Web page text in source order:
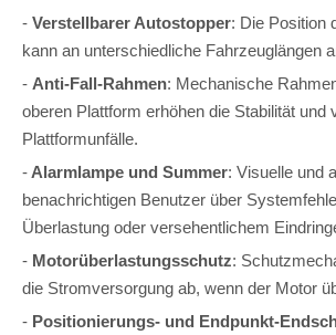
- Verstellbarer Autostopper: Die Position
kann an unterschiedliche Fahrzeuglängen
- Anti-Fall-Rahmen: Mechanische
oberen Plattform erhöhen die Stabilität und
Plattformunfälle.
- Alarmlampe und Summer: Visuelle und
benachrichtigen Benutzer über
Überlastung oder versehentlichem
- Motorüberlastungsschutz:
die Stromversorgung ab, wenn der Motor
- Positionierungs- und Endpunkt-